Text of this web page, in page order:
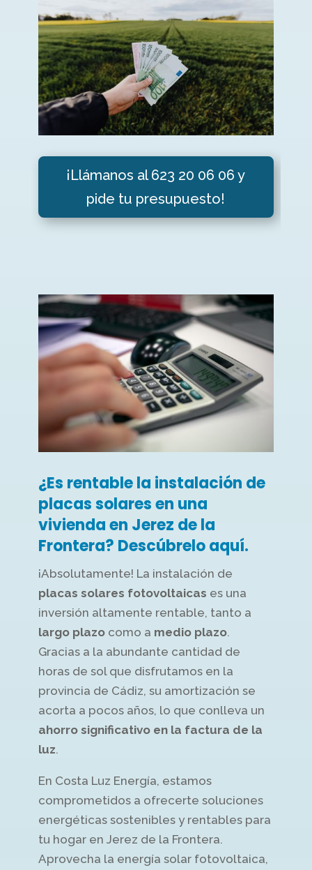
¡Llámanos al 623 20 06 06 y
pide tu presupuesto!
¿Es rentable la instalación de
placas solares en una
vivienda en Jerez de la
Frontera? Descúbrelo aquí.
¡Absolutamente! La instalación de
placas solares fotovoltaicas es una
inversión altamente rentable, tanto a
largo plazocomo a medio plazo.
Gracias a la abundante cantidad de
horas de sol que disfrutamos en la
provincia de Cádiz, su amortización se
acorta a pocos años, lo que conlleva un
ahorro significativo en la factura de la
luz.
En Costa Luz Energía, estamos
comprometidos a ofrecerte soluciones
energéticas sostenibles y rentables para
tu hogar en Jerez de la Frontera.
Aprovecha la energía solar fotovoltaica,